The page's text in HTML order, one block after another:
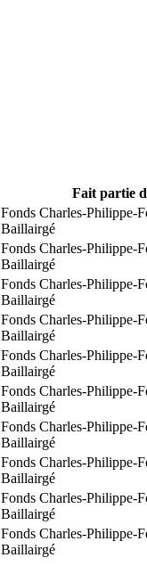
Fait partie
Fonds Charles-Philippe-
Baillairgé
Fonds Charles-Philippe-
Baillairgé
Fonds Charles-Philippe-
Baillairgé
Fonds Charles-Philippe-
Baillairgé
Fonds Charles-Philippe-
Baillairgé
Fonds Charles-Philippe-
Baillairgé
Fonds Charles-Philippe-
Baillairgé
Fonds Charles-Philippe-
Baillairgé
Fonds Charles-Philippe-
Baillairgé
Fonds Charles-Philippe-
Baillairgé